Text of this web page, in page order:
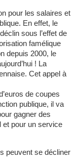
pour les salaires et
En effet, le
sous l’effet de
famélique
depuis 2000, le
! La
Cet appel à
de coupes
publique, il va
gagner des
et pour un service
peuvent se décliner